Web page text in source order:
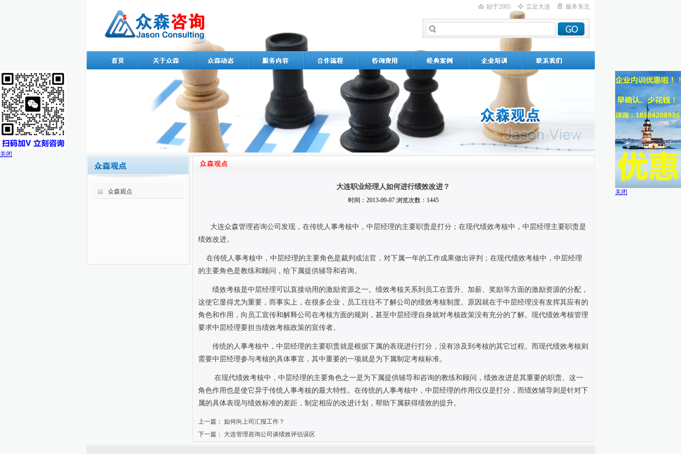
始于2005 立足大连 服务东北
众森观点
大连职业经理人如何进行绩效改进？
时间：2013-09-07 浏览次数：1445
大连众森管理咨询公司发现，在传统人事考核中，中层经理的主要职责是打分；在现代绩效考核中，中层经理主要职责是
绩效改进。
在传统人事考核中，中层经理的主要角色是裁判或法官，对下属一年的工作成果做出评判；在现代绩效考核中，中层经理
的主要角色是教练和顾问，给下属提供辅导和咨询。
绩效考核是中层经理可以直接动用的激励资源之一。绩效考核关系到员工在晋升、加薪、奖励等方面的激励资源的分配，
这使它显得尤为重要，而事实上，在很多企业，员工往往不了解公司的绩效考核制度。原因就在于中层经理没有发挥其应有的
角色和作用，向员工宣传和解释公司在考核方面的规则，甚至中层经理自身就对考核政策没有充分的了解。现代绩效考核管理
要求中层经理要担当绩效考核政策的宣传者。
传统的人事考核中，中层经理的主要职责就是根据下属的表现进行打分，没有涉及到考核的其它过程。而现代绩效考核则
需要中层经理参与考核的具体事宜，其中重要的一项就是为下属制定考核标准。
在现代绩效考核中，中层经理的主要角色之一是为下属提供辅导和咨询的教练和顾问，绩效改进是其重要的职责。这一
角色作用也是使它异于传统人事考核的最大特性。在传统的人事考核中，中层经理的作用仅仅是打分，而绩效辅导则是针对下
属的具体表现与绩效标准的差距，制定相应的改进计划，帮助下属获得绩效的提升。
上一篇： 如何向上司汇报工作？
下一篇： 大连管理咨询公司谈绩效评估误区
关闭
关闭